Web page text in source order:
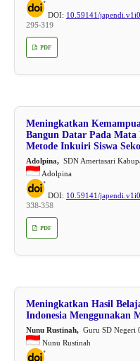
DOI: 10.59141/
295-319
PDF
Meningkatkan
Bangun Datar Pada
Metode Inkuiri Siswa
Adolpina,SDN Amertasari
Adolpina
DOI: 10.59141/
338-358
PDF
Meningkatkan Hasil
Indonesia Menggunakan
Nunu Rustinah,Guru SD Negeri
Nunu Rustinah